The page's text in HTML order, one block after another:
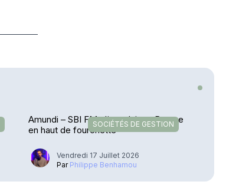
SOCIÉTÉS DE GESTION
Amundi – SBI FM s'introduit en Bourse
en haut de fourchette
Vendredi 17 Juillet 2026
Par Philippe Benhamou